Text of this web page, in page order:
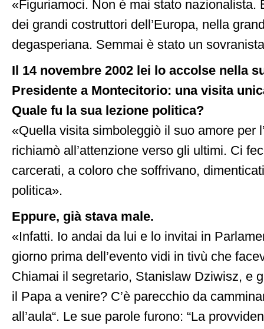
«Figuriamoci. Non è mai stato nazionalista.
dei grandi costruttori dell’Europa, nella
degasperiana. Semmai è stato un
Il 14 novembre 2002 lei lo accolse nella
Presidente a Montecitorio: una visita
Quale fu la sua lezione politica?
«Quella visita simboleggiò il suo amore per
richiamò all’attenzione verso gli ultimi. Ci
carcerati, a coloro che soffrivano,
politica».
Eppure, già stava male.
«Infatti. Io andai da lui e lo invitai in
giorno prima dell’evento vidi in tivù che
Chiamai il segretario, Stanislaw Dziwisz, e
il Papa a venire? C’è parecchio da
all’aula“. Le sue parole furono: “La